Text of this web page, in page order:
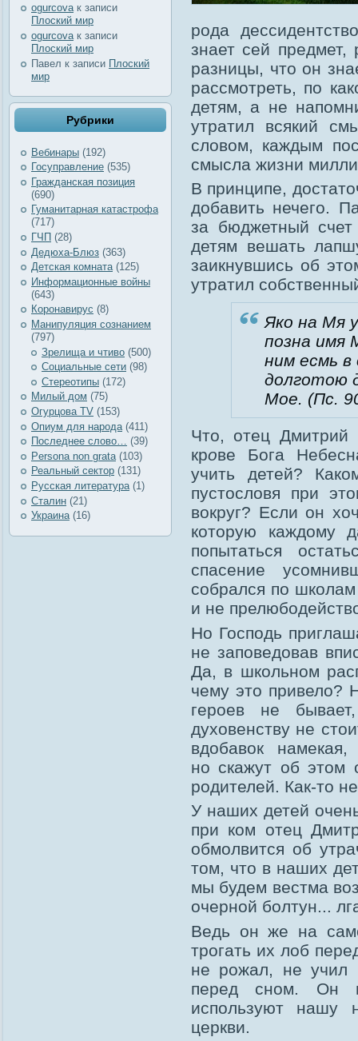
ogurcovaк записи
Плоский мир
ogurcova к записи
Плоский мир
Павел к записи Плоский
мир
Рубрики
Вебинары (192)
Госуправление (535)
Гражданская позиция
(690)
Гуманитарная катастрофа
(717)
ГЧП (28)
Дедюха-Блюз (363)
Детская комната(125)
Информационные войны
(643)
Коронавирус (8)
Манипуляция сознанием
(797)
Зрелища и чтиво (500)
Социальные сети (98)
Стереотипы (172)
Милый дом (75)
Огурцова TV (153)
Опиум для народа (411)
Последнее слово… (39)
Рersona non grata (103)
Реальный сектор (131)
Русская литература (1)
Сталин (21)
Украина(16)
рода
знает сей
разницы, что он
рассмотреть, по
детям, а не
утратил всякий
словом, каждым
смысла жизни
В принципе,
добавить нечего.
за бюджетный счет
детям вешать
заикнувшись об
утратил
Яко на Мя
позна имя
ним есмь в
долготою
Мое. (Пс.
Что, отец
крове Бога
учить детей?
пустословя при
вокруг? Если он
которую каждому
попытаться
спасение
собрался по
и не
Но Господь
не заповедовав
Да, в школьном
чему это привело?
героев не
духовенству не
вдобавок
но скажут об этом
родителей. Как-то
У наших детей
при ком отец
обмолвится об
том, что в наших
мы будем вестма
очерной болтун...
Ведь он же на
трогать их лоб
не рожал, не учил
перед сном.
используют нашу
церкви.